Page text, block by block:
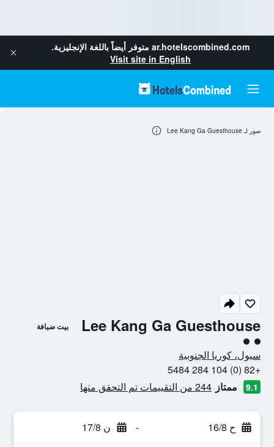
ar.hotelscombined.com متوفر أيضاً باللغة الإنجليزية.
Visit site in English
Lee Kang Ga Guesthouse بيت ضيافة
تقييم فئة 2
سيول، كوريا الجنوبية
+82 (0) 104 284 5484
9.1 ممتاز 244 من التقييمات تم التحقق منها
ح 16/8 - ن 17/8
صور لـ Lee Kang Ga Guesthouse